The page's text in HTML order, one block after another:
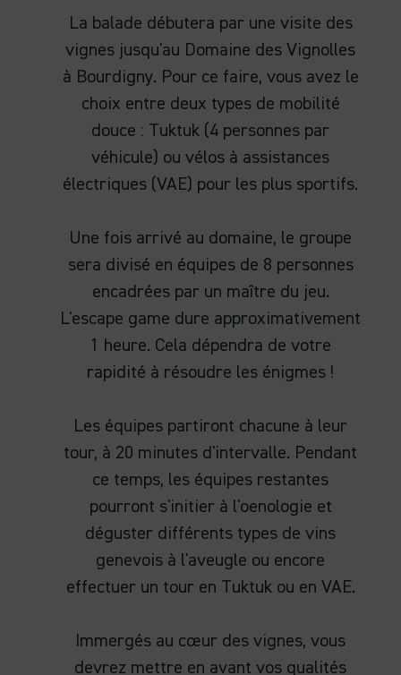
La balade débutera par une visite des
vignes jusqu'au Domaine des Vignolles
à Bourdigny. Pour ce faire, vous avez le
choix entre deux types de mobilité
douce : Tuktuk (4 personnes par
véhicule) ou vélos à assistances
électriques (VAE) pour les plus sportifs.
Une fois arrivé au domaine, le groupe
sera divisé en équipes de 8 personnes
encadrées par un maître du jeu.
L'escape game dure approximativement
1 heure. Cela dépendra de votre
rapidité à résoudre les énigmes !
Les équipes partiront chacune à leur
tour, à 20 minutes d'intervalle. Pendant
ce temps, les équipes restantes
pourront s'initier à l'oenologie et
déguster différents types de vins
genevois à l'aveugle ou encore
effectuer un tour en Tuktuk ou en VAE.
Immergés au cœur des vignes, vous
devrez mettre en avant vos qualités